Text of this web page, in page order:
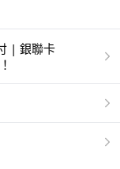
| 銀聯卡